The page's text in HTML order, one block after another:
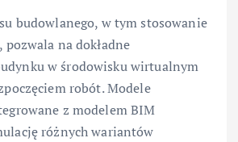
budowlanego, w tym stosowanie
, pozwala na dokładne
w środowisku wirtualnym
robót. Modele
z modelem BIM
różnych wariantów